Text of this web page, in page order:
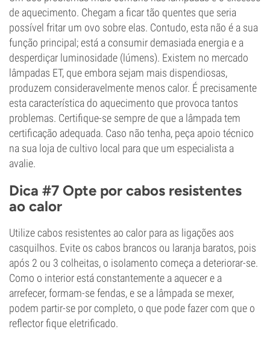
de aquecimento. Chegam a ficar tão quentes que seria
possível fritar um ovo sobre elas. Contudo, esta não é a sua
função principal; está a consumir demasiada energia e a
desperdiçar luminosidade (lúmens). Existem no mercado
lâmpadas ET, que embora sejam mais dispendiosas,
produzem consideravelmente menos calor. É precisamente
esta característica do aquecimento que provoca tantos
problemas. Certifique-se sempre de que a lâmpada tem
certificação adequada. Caso não tenha, peça apoio técnico
na sua loja de cultivo local para que um especialista a
avalie.
Dica #7 Opte por cabos resistentes
ao calor
Utilize cabos resistentes ao calor para as ligações aos
casquilhos. Evite os cabos brancos ou laranja baratos, pois
após 2 ou 3 colheitas, o isolamento começa a deteriorar-se.
Como o interior está constantemente a aquecer e a
arrefecer, formam-se fendas, e se a lâmpada se mexer,
podem partir-se por completo, o que pode fazer com que o
reflector fique eletrificado.